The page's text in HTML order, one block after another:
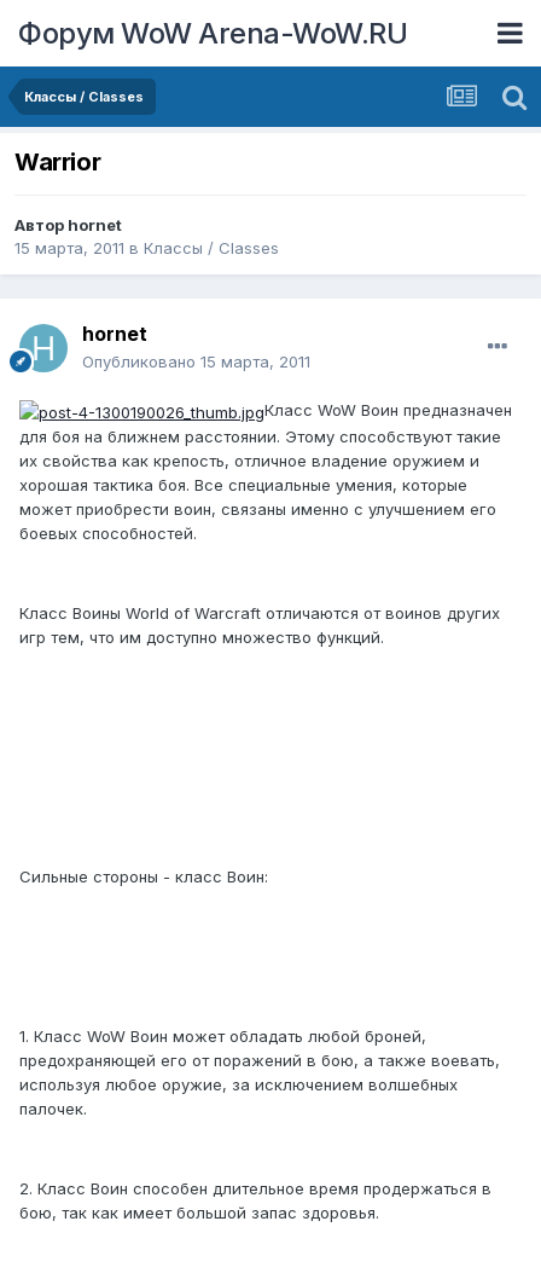
Форум WoW Arena-WoW.RU
Классы / Classes
Warrior
Автор hornet
15 марта, 2011 в Классы / Classes
hornet
Опубликовано 15 марта, 2011
Класс WoW Воин предназначен
для боя на ближнем расстоянии. Этому способствуют такие
их свойства как крепость, отличное владение оружием и
хорошая тактика боя. Все специальные умения, которые
может приобрести воин, связаны именно с улучшением его
боевых способностей.
Класс Воины World of Warcraft отличаются от воинов других
игр тем, что им доступно множество функций.
Сильные стороны - класс Воин:
1. Класс WoW Воин может обладать любой броней,
предохраняющей его от поражений в бою, а также воевать,
используя любое оружие, за исключением волшебных
палочек.
2. Класс Воин способен длительное время продержаться в
бою, так как имеет большой запас здоровья.